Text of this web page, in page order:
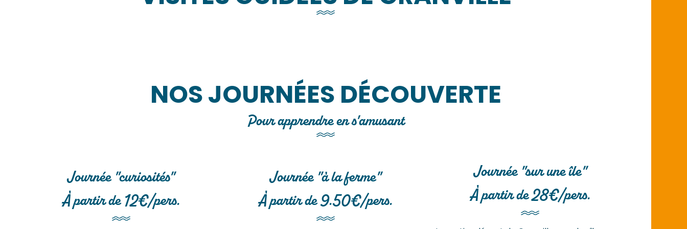
NOS JOURNÉES DÉCOUVERTE
Pour apprendre en s'amusant
Journée "curiosités"
À partir de 12€/pers.
Journée "à la ferme"
À partir de 9.50€/pers.
Journée "sur une île"
À partir de 28€/pers.